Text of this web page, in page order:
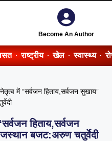
Become An Author
राष्ट्रीय खेल स्वास्थ्य
में “सर्वजन हिताय,सर्वजन सुखाय”
हिताय,सर्वजन
बजट:अरुण चतुर्वेदी